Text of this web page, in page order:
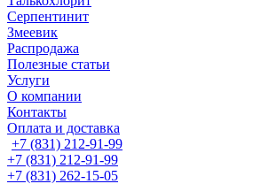
Серпентинит
Змеевик
Распродажа
Полезные статьи
Услуги
О компании
Контакты
Оплата и доставка
+7 (831) 212-91-99
+7 (831) 212-91-99
+7 (831) 262-15-05